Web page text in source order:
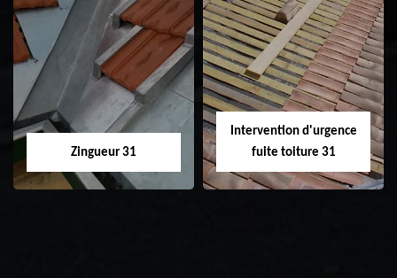
Etanchéité toiture
31
Réparation de
toiture 31
Zingueur 31
Intervention d'urgence
fuite toiture 31